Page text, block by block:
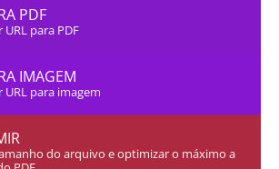
PDF
para PDF
IMAGEM
para imagem
do arquivo e optimizar o máximo a